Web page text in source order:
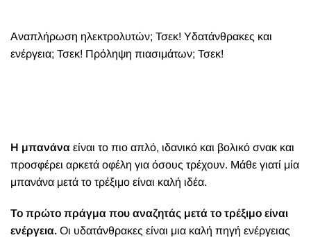
Αναπλήρωση ηλεκτρολυτών; Τσεκ! Υδατάνθρακες και
ενέργεια; Τσεκ! Πρόληψη πιασιμάτων; Τσεκ!
Η μπανάνα είναι το πιο απλό, ιδανικό και βολικό σνακ και
προσφέρει αρκετά οφέλη για όσους τρέχουν. Μάθε γιατί μία
μπανάνα μετά το τρέξιμο είναι καλή ιδέα.
Το πρώτο πράγμα που αναζητάς μετά το τρέξιμο είναι
ενέργεια. Οι υδατάνθρακες είναι μια καλή πηγή ενέργειας